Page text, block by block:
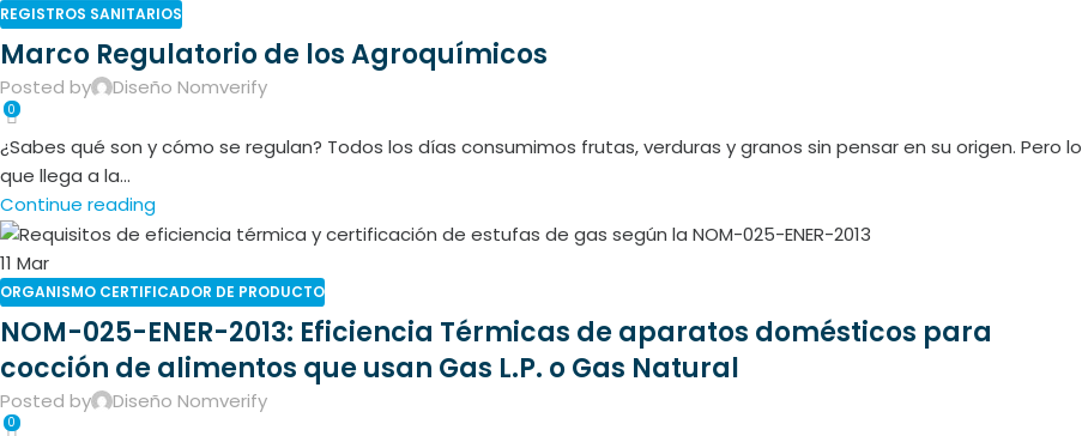
REGISTROS SANITARIOS
Marco Regulatorio de los Agroquímicos
Posted by Diseño Nomverify
0
¿Sabes qué son y cómo se regulan? Todos los días consumimos frutas, verduras y granos sin pensar en su origen. Pero lo
que llega a la...
Continue reading
11 Mar
ORGANISMO CERTIFICADOR DE PRODUCTO
NOM-025-ENER-2013: Eficiencia Térmicas de aparatos domésticos para
cocción de alimentos que usan Gas L.P. o Gas Natural
Posted by Diseño Nomverify
0